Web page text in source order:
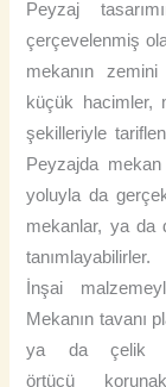
Peyzaj
çerçevelenmiş
mekanın
küçük hacimler,
şekilleriyle
Peyzajda mekan
yoluyla da
mekanlar, ya da
tanımlayabilirler.
İnşai
Mekanın tavanı
ya da çelik
örtücü